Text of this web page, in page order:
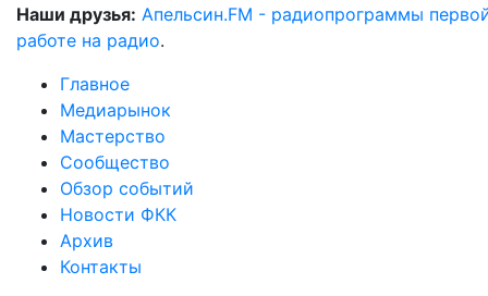
Наши друзья: Апельсин.FM - радиопрограммы
работе на радио.
Главное
Медиарынок
Мастерство
Сообщество
Обзор событий
Новости ФКК
Архив
Контакты